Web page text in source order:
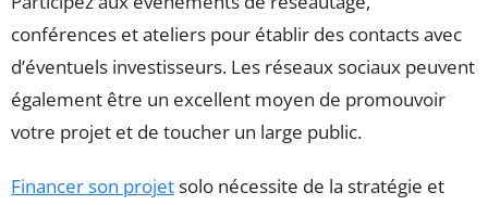
conférences et ateliers pour établir des contacts avec
d’éventuels investisseurs. Les réseaux sociaux peuvent
également être un excellent moyen de promouvoir
votre projet et de toucher un large public.
Financer son projetsolo nécessite de la stratégie et